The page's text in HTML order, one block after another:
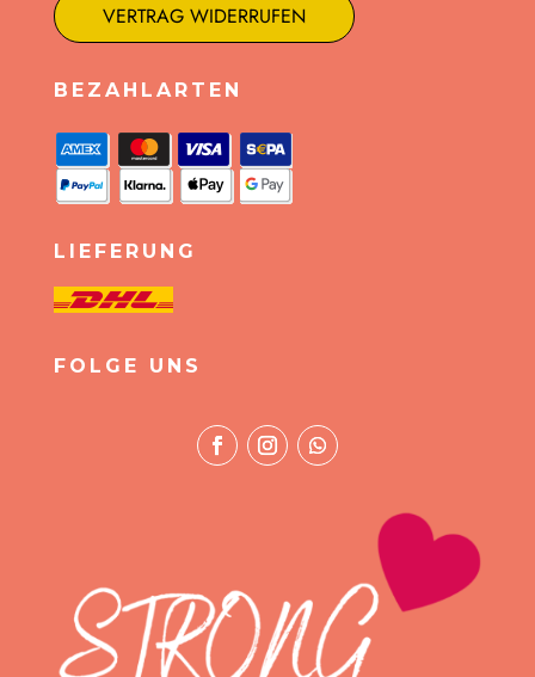
VERTRAG WIDERRUFEN
BEZAHLARTEN
LIEFERUNG
FOLGE UNS